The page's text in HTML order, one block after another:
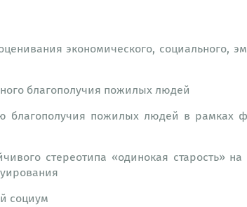
экономического, социального,
благополучия пожилых людей
благополучия пожилых людей в рамках
стереотипа «одинокая старость» на
социум